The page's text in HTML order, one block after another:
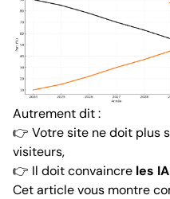
Autrement dit :
👉 Votre site ne doit plus
visiteurs,
👉 Il doit convaincre les
Cet article vous montre